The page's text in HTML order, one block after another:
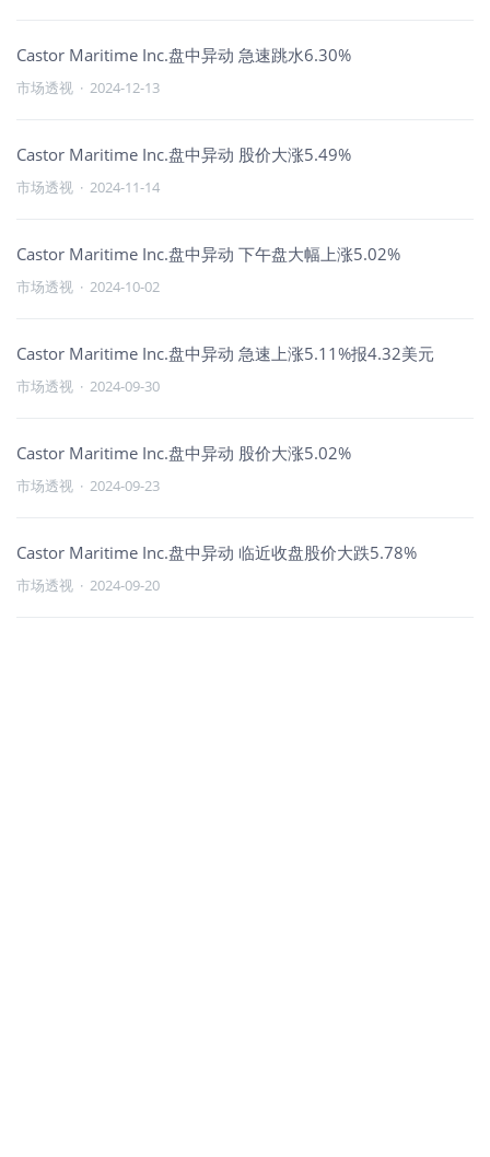
Castor Maritime Inc.盘中异动 急速跳水6.30%
市场透视 · 2024-12-13
Castor Maritime Inc.盘中异动 股价大涨5.49%
市场透视 · 2024-11-14
Castor Maritime Inc.盘中异动 下午盘大幅上涨5.02%
市场透视 · 2024-10-02
Castor Maritime Inc.盘中异动 急速上涨5.11%报4.32美元
市场透视 · 2024-09-30
Castor Maritime Inc.盘中异动 股价大涨5.02%
市场透视 · 2024-09-23
Castor Maritime Inc.盘中异动 临近收盘股价大跌5.78%
市场透视 · 2024-09-20